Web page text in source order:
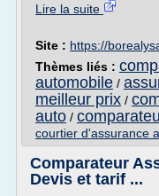
Lire la suite
Site : https://
Thèmes liés :
automobile /
meilleur prix /
auto /
courtier d'assurance
Comparateur
Devis et tarif ...